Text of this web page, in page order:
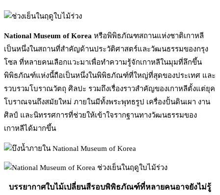
National Museum of Korea หรือพิพิธภัณฑสถานแห่งชาติเกาหลี
เป็นหนึ่งในสถานที่สำคัญด้านประวัติศาสตร์และวัฒนธรรมของกรุง
โซล ที่หลายคนเลือกแวะมาเพื่อทำความรู้จักเกาหลีในมุมที่ลึกขึ้น
พิพิธภัณฑ์แห่งนี้ถือเป็นหนึ่งในพิพิธภัณฑ์ที่ใหญ่ที่สุดของประเทศ และ
รวบรวมโบราณวัตถุ ศิลปะ รวมถึงเรื่องราวสำคัญของเกาหลีตั้งแต่ยุค
โบราณจนถึงสมัยใหม่ ภายในมีทั้งพระพุทธรูป เครื่องปั้นดินเผา งาน
ศิลป์ และนิทรรศการที่ช่วยให้เข้าใจรากฐานทางวัฒนธรรมของ
เกาหลีได้มากขึ้น
บรรยากาศใบไม้เปลี่ยนสีรอบพิพิธภัณฑ์ที่หลายคนอาจยังไม่รู้